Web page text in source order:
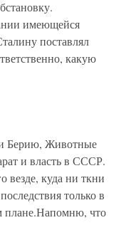
имеющейся
поставлял
какую
Берию, Животные
и власть в СССР.
везде, куда ни ткни
только в
плане.Напомню, что